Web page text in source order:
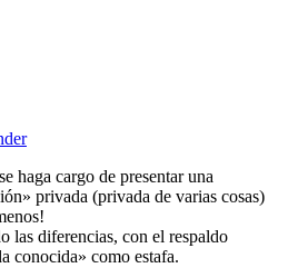
haga cargo de presentar una
privada (privada de varias cosas)
las diferencias, con el respaldo
conocida» como estafa.